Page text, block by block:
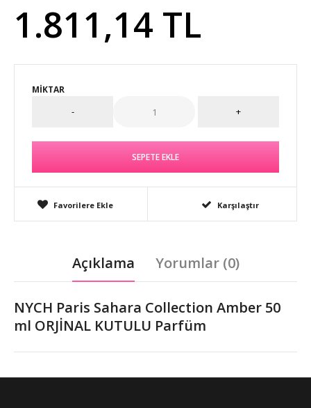
1.811,14 TL
MIKTAR
Favorilere Ekle Karşılaştır
Açıklama Yorumlar (0)
NYCH Paris Sahara Collection Amber 50
ml ORJİNAL KUTULU Parfüm